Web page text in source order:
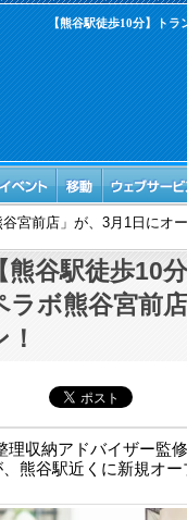
【熊谷駅徒歩10分】トラ
宮前店」が、3月1日にオー
熊谷駅徒歩10
ラボ熊谷宮前
！
理収納アドバイザー監
、熊谷駅近くに新規オー